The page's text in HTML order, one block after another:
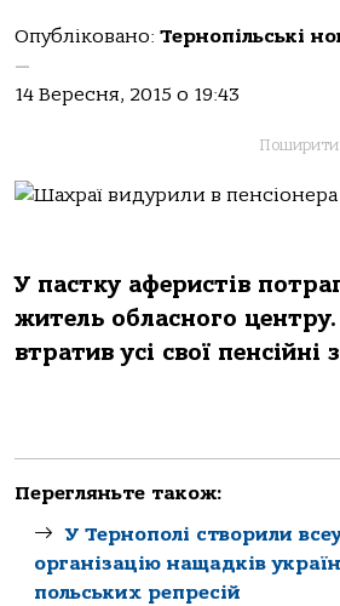
Опубліковано: Тернопільські
—
14 Вересня, 2015 о 19:43
Поширити:
У пастку аферистів
житель обласного центру.
втратив усі свої
Перегляньте також:
У Тернополі створили
організацію нащадків
польських репресій